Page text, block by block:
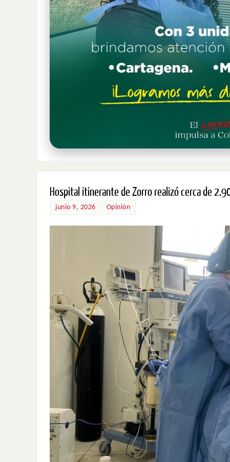
Hospital itinerante de Zorro realizó cerca de
junio 9, 2026 Opinión